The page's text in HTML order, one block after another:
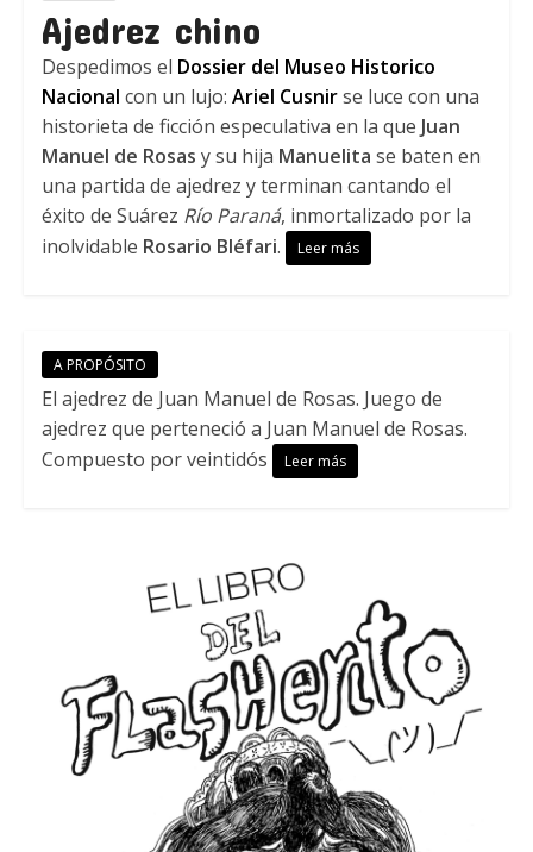
Ajedrez chino
Despedimos el Dossier del Museo Historico
Nacional con un lujo: Ariel Cusnirse luce con una
historieta de ficción especulativa en la que Juan
Manuel de Rosas y su hija Manuelita se baten en
una partida de ajedrez y terminan cantando el
éxito de Suárez Río Paraná, inmortalizado por la
inolvidable Rosario Bléfari. Leer más
A PROPÓSITO
El ajedrez de Juan Manuel de Rosas. Juego de
ajedrez que perteneció a Juan Manuel de Rosas.
Compuesto por veintidós
Leer más